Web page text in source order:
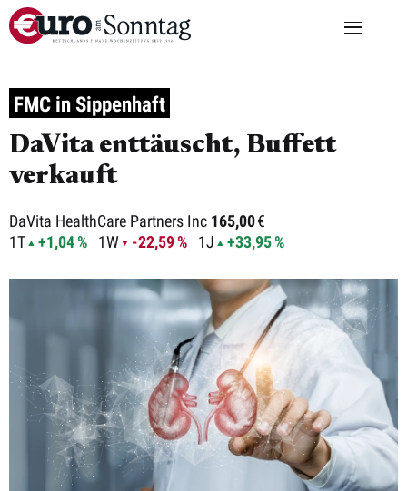
FMC in Sippenhaft
DaVita enttäuscht, Buffett
verkauft
DaVita HealthCare Partners Inc 165,00€
1T
+1,04 % 1W -22,59 % 1J +33,95 %